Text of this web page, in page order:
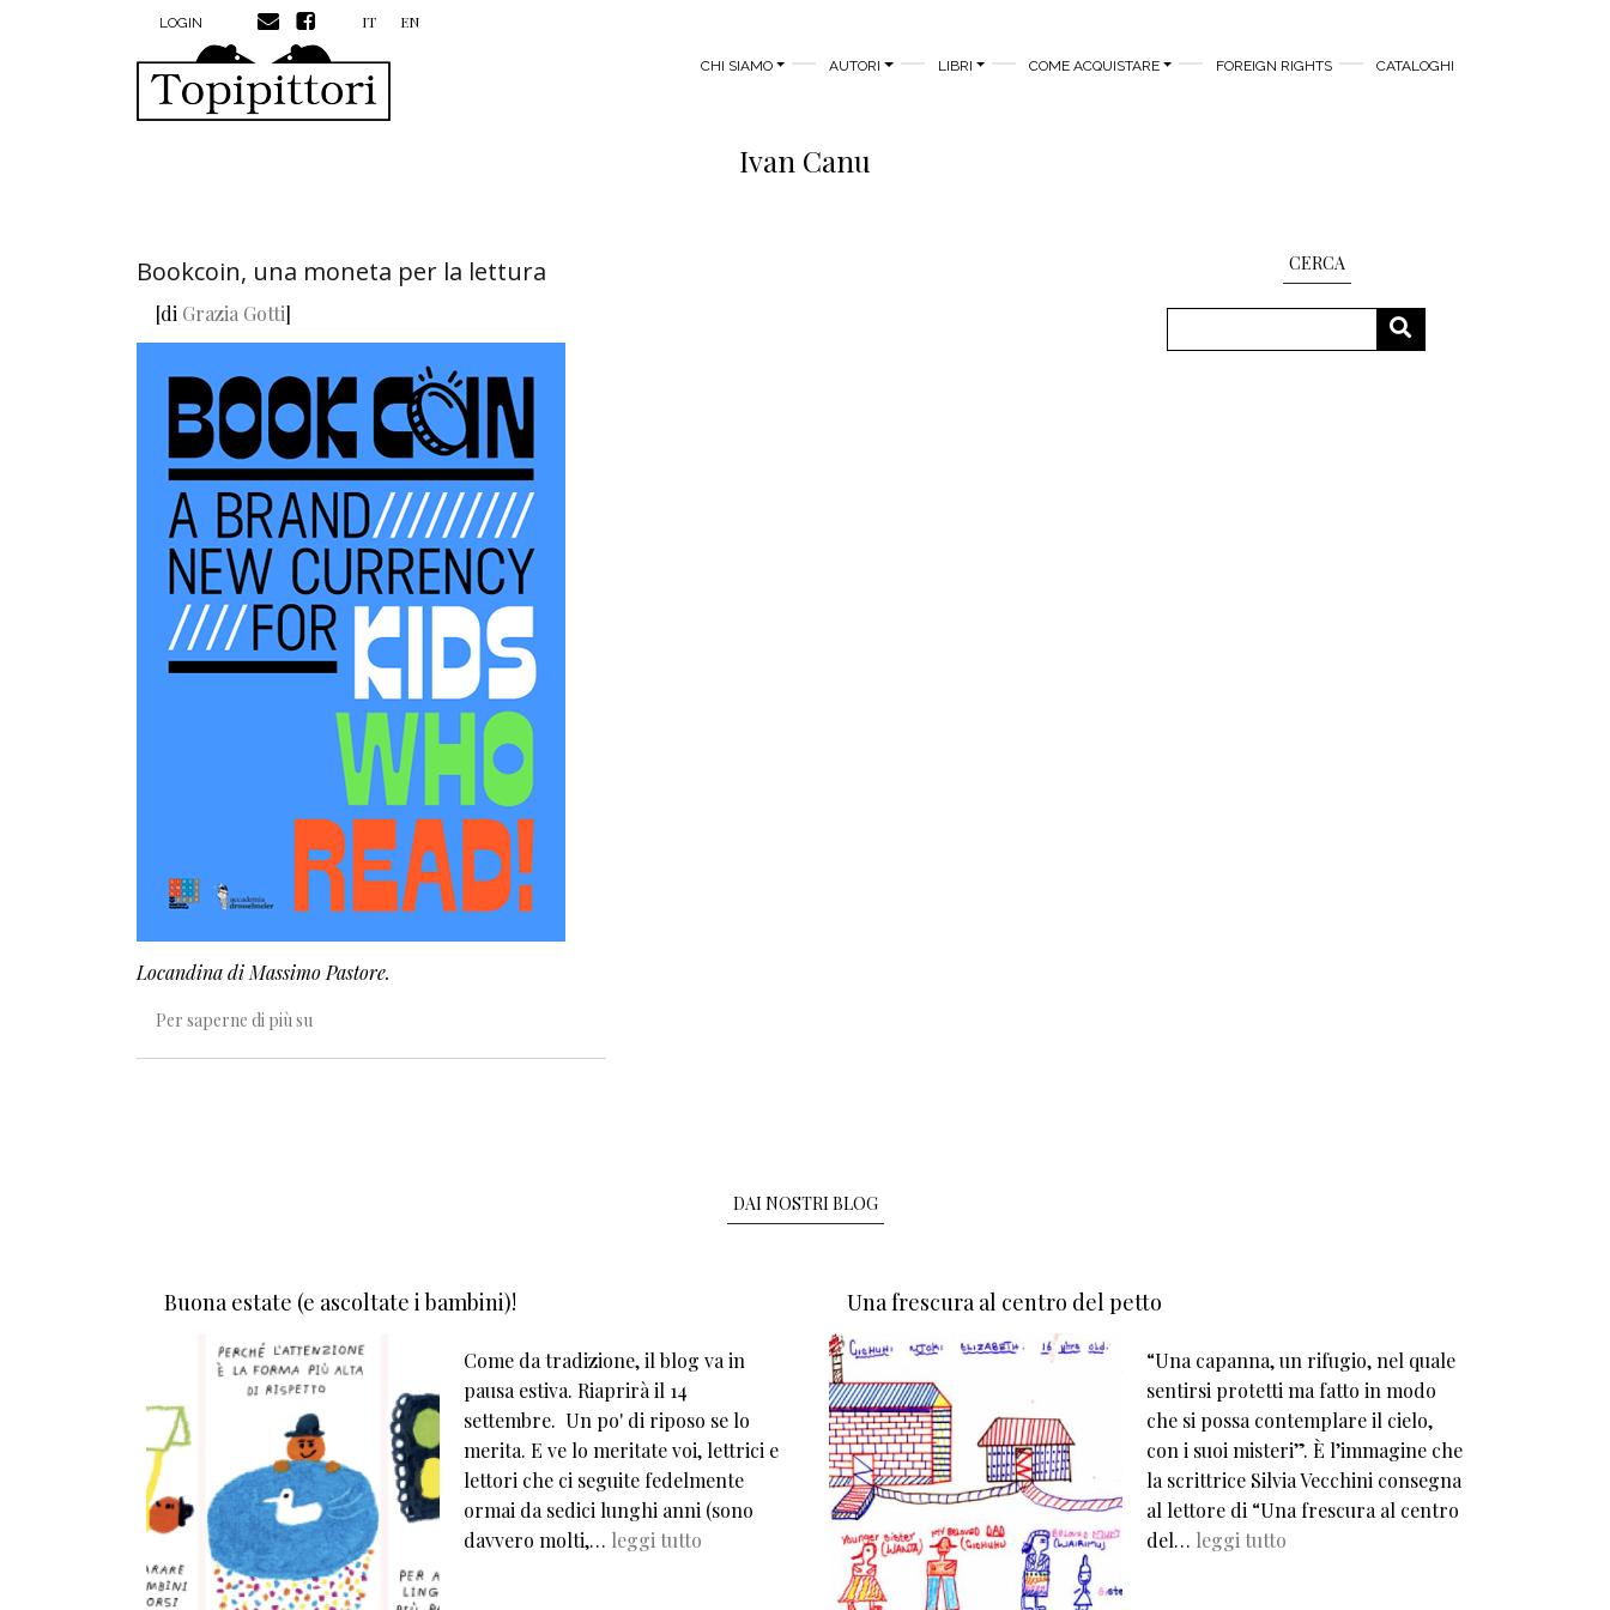
Salta al contenuto principale
MENU PROFILO UTENTE
LOGIN IT EN
MAIN MENU
CHI SIAMO AUTORI LIBRI COME ACQUISTARE FOREIGN RIGHTS CATALOGHI
Ivan Canu
Bookcoin, una moneta per la lettura
[di Grazia Gotti]
Locandina di Massimo Pastore.
Per saperne di più su
CERCA
CERCA
DAI NOSTRI BLOG
Buona estate (e ascoltate i bambini)!
Come da tradizione, il blog va in
pausa estiva. Riaprirà il 14
settembre. Un po' di riposo se lo
merita. E ve lo meritate voi, lettrici e
lettori che ci seguite fedelmente
ormai da sedici lunghi anni (sono
davvero molti,… leggi tutto
Una frescura al centro del petto
“Una capanna, un rifugio, nel quale
sentirsi protetti ma fatto in modo
che si possa contemplare il cielo,
con i suoi misteri”. È l’immagine che
la scrittrice Silvia Vecchini consegna
al lettore di “Una frescura al centro
del… leggi tutto